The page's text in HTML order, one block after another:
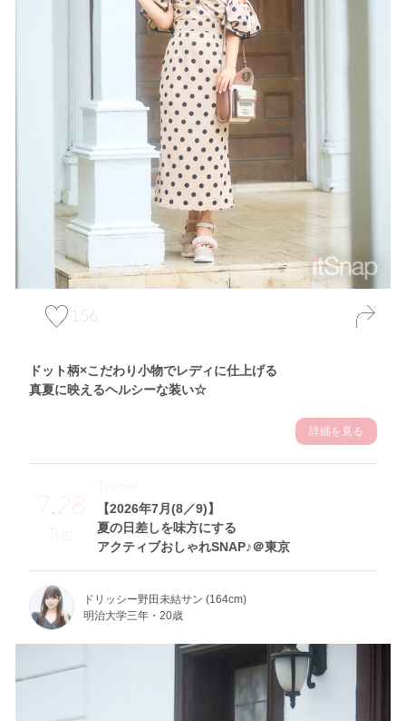
156
ドット柄×こだわり小物でレディに仕上げる
真夏に映えるヘルシーな装い☆
詳細を見る
7.28
Tue
【2026年7月(8／9)】
夏の日差しを味方にする
アクティブおしゃれSNAP♪＠東京
Theme
ドリッシー野田未結サン (164cm)
明治大学三年・20歳